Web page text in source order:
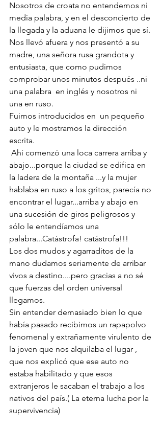
Nosotros de croata no entendemos ni
media palabra, y en el desconcierto de
la llegada y la aduana le dijimos que sí.
Nos llevó afuera y nos presentó a su
madre, una señora rusa grandota y
entusiasta, que como pudimos
comprobar unos minutos después ..ni
una palabra  en inglés y nosotros ni
una en ruso.
Fuimos introducidos en  un pequeño
auto y le mostramos la dirección
escrita.
abajo...porque la ciudad se edifica en
la ladera de la montaña ...y la mujer
hablaba en ruso a los gritos, parecía no
encontrar el lugar...arriba y abajo en
una sucesión de giros peligrosos y
sólo le entendíamos una
palabra...Catástrofa! catástrofa!!!
Los dos mudos y agarraditos de la
mano dudamos seriamente de arribar
vivos a destino....pero gracias a no sé
que fuerzas del orden universal
llegamos.
Sin entender demasiado bien lo que
había pasado recibimos un rapapolvo
fenomenal y extrañamente virulento de
la joven que nos alquilaba el lugar ,
que nos explicó que ese auto no
estaba habilitado y que esos
extranjeros le sacaban el trabajo a los
nativos del país.( La eterna lucha por la
supervivencia)